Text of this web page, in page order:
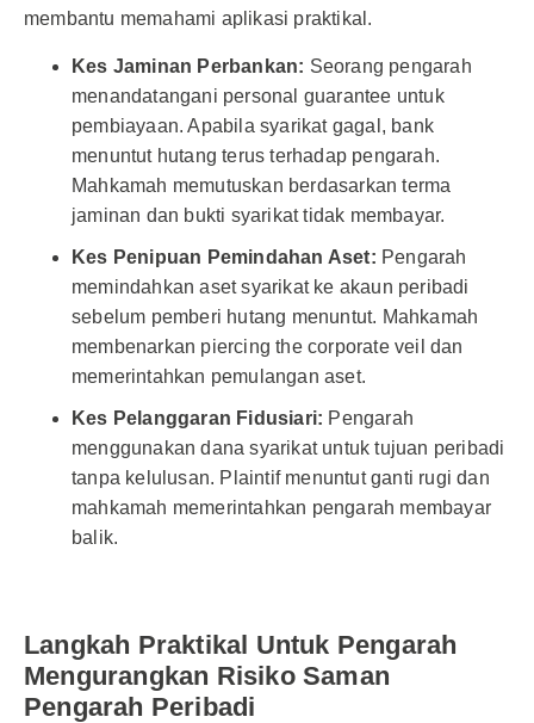
membantu memahami aplikasi praktikal.
Kes Jaminan Perbankan: Seorang pengarah
menandatangani personal guarantee untuk
pembiayaan. Apabila syarikat gagal, bank
menuntut hutang terus terhadap pengarah.
Mahkamah memutuskan berdasarkan terma
jaminan dan bukti syarikat tidak membayar.
Kes Penipuan Pemindahan Aset: Pengarah
memindahkan aset syarikat ke akaun peribadi
sebelum pemberi hutang menuntut. Mahkamah
membenarkan piercing the corporate veil dan
memerintahkan pemulangan aset.
Kes Pelanggaran Fidusiari: Pengarah
menggunakan dana syarikat untuk tujuan peribadi
tanpa kelulusan. Plaintif menuntut ganti rugi dan
mahkamah memerintahkan pengarah membayar
balik.
Langkah Praktikal Untuk Pengarah
Mengurangkan Risiko Saman
Pengarah Peribadi